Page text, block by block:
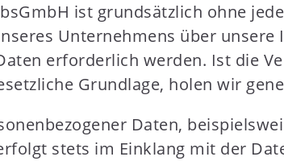
ist grundsätzlich ohne
Unternehmens über
erforderlich werden. Ist die
Grundlage, holen wir
Daten,
stets im Einklang mit der